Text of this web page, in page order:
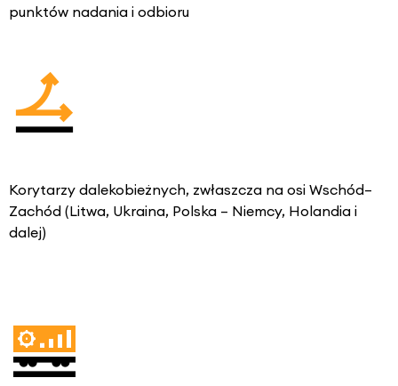
punktów nadania i odbioru
Korytarzy dalekobieżnych, zwłaszcza na osi Wschód–
Zachód (Litwa, Ukraina, Polska – Niemcy, Holandia i
dalej)